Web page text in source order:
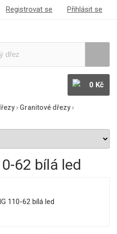
Registrovat se Přihlásit se
0 Kč
› Granitové dřezy›
62 bílá led